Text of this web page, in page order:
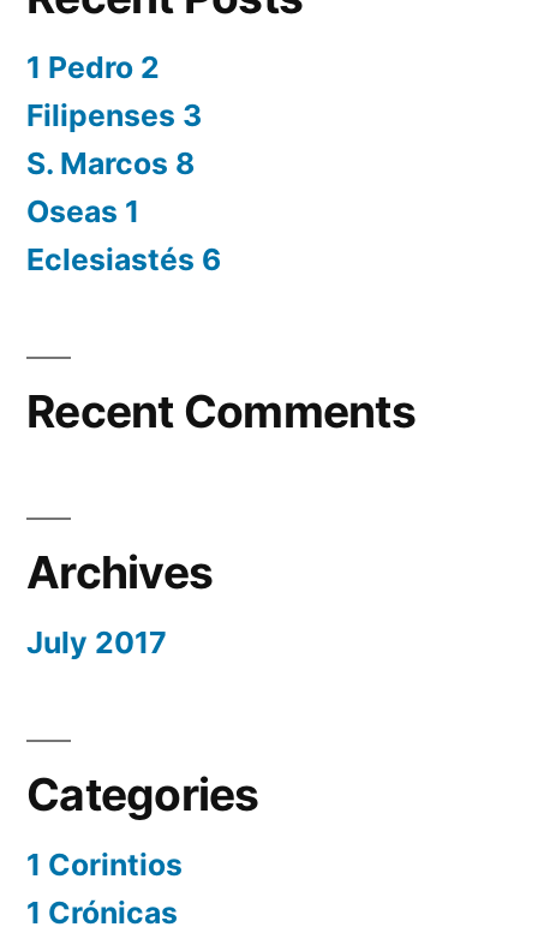
1 Pedro 2
Filipenses 3
S. Marcos 8
Oseas 1
Eclesiastés 6
Recent Comments
Archives
July 2017
Categories
1 Corintios
1 Crónicas